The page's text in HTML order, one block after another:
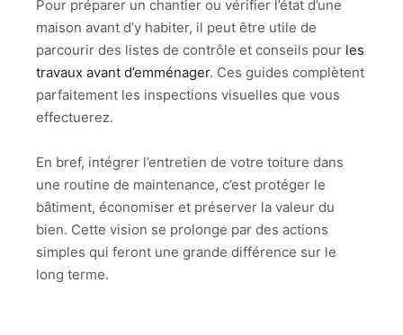
Pour préparer un chantier ou vérifier l’état d’une
maison avant d’y habiter, il peut être utile de
parcourir des listes de contrôle et conseils pour les
travaux avant d’emménager. Ces guides complètent
parfaitement les inspections visuelles que vous
effectuerez.
En bref, intégrer l’entretien de votre toiture dans
une routine de maintenance, c’est protéger le
bâtiment, économiser et préserver la valeur du
bien. Cette vision se prolonge par des actions
simples qui feront une grande différence sur le
long terme.